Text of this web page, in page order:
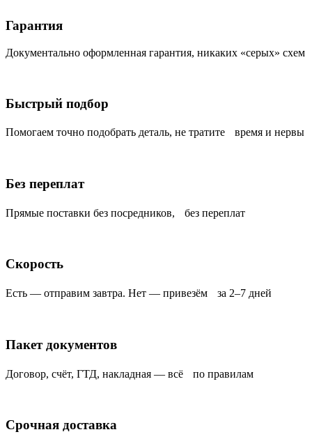
Гарантия
Документально оформленная гарантия, никаких «серых» схем
Быстрый подбор
Помогаем точно подобрать деталь, не тратите время и нервы
Без переплат
Прямые поставки без посредников, без переплат
Скорость
Есть — отправим завтра. Нет — привезём за 2–7 дней
Пакет документов
Договор, счёт, ГТД, накладная — всё по правилам
Срочная доставка